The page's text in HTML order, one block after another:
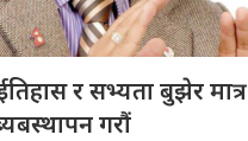
र सभ्यता बुझेर मात्र
गराैं